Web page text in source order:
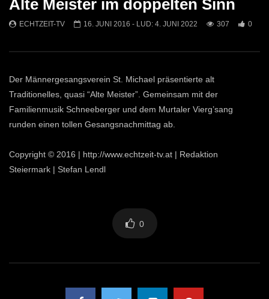
Mittendrin
813
Kammern
613
Alte Meister im doppelten Sinn
ECHTZEIT-TV 16. JUNI 2016 - LUD: 4. JUNI 2022 307 0
Der Männergesangsverein St. Michael präsentierte alt
Traditionelles, quasi “Alte Meister”. Gemeinsam mit der
Familienmusik Schneeberger und dem Murtaler Vierg’sang
runden einen tollen Gesangsnachmittag ab.
Copyright © 2016 | http://www.echtzeit-tv.at | Redaktion
Steiermark | Stefan Lendl
0